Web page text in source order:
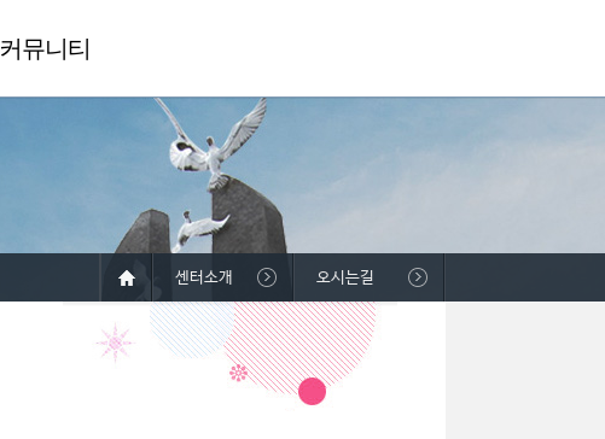
커뮤니티
센터소개 오시는길